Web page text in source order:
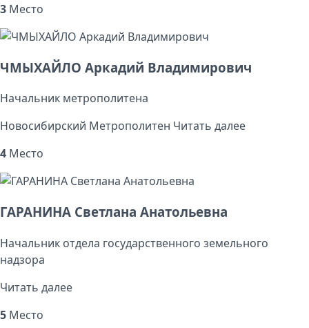
3 Место
ЧМЫХАЙЛО Аркадий Владимирович
Начальник метрополитена
Новосибирский Метрополитен Читать далее
4 Место
ГАРАНИНА Светлана Анатольевна
Начальник отдела государственного земельного
надзора
Читать далее
5 Место